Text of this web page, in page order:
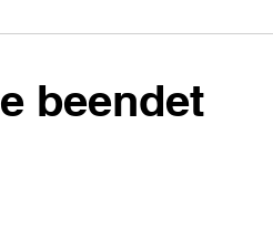
beendet